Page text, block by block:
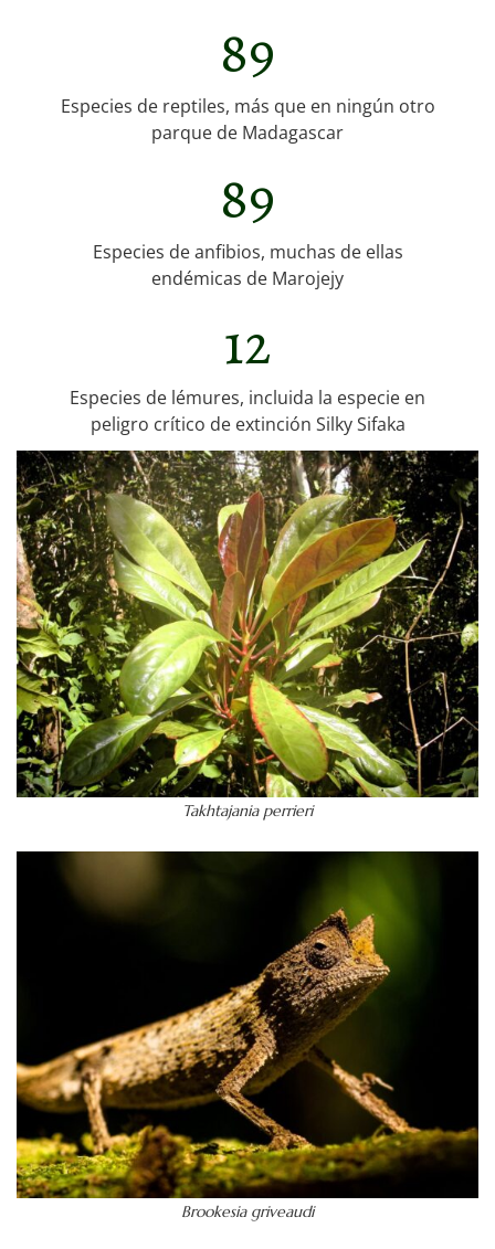
89
Especies de reptiles, más que en ningún otro
parque de Madagascar
89
Especies de anfibios, muchas de ellas
endémicas de Marojejy
12
Especies de lémures, incluida la especie en
peligro crítico de extinción Silky Sifaka
Takhtajania perrieri
Brookesia griveaudi